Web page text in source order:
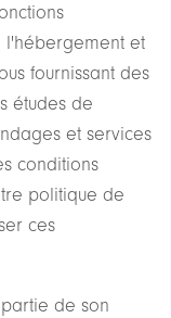
l'hébergement et
fournissant des
études de
et services
conditions
politique de
ces
de son